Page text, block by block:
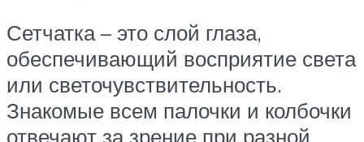
Сетчатка – это слой глаза,
обеспечивающий восприятие света
или светочувствительность.
Знакомые всем палочки и колбочки
отвечают за зрение при разной